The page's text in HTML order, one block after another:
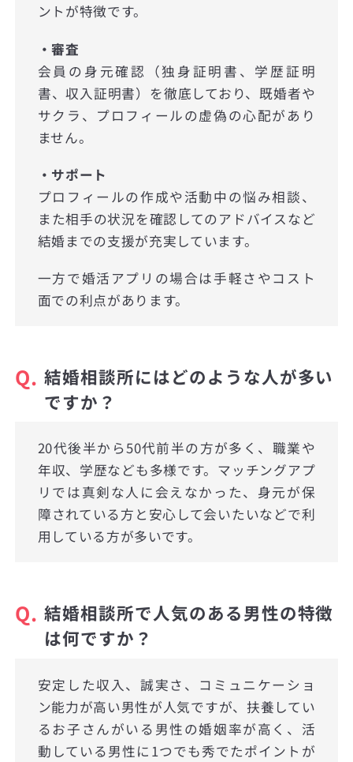
ントが特徴です。
・審査
会員の身元確認（独身証明書、学歴証明
書、収入証明書）を徹底しており、既婚者や
サクラ、プロフィールの虚偽の心配があり
ません。
・サポート
プロフィールの作成や活動中の悩み相談、
また相手の状況を確認してのアドバイスなど
結婚までの支援が充実しています。
一方で婚活アプリの場合は手軽さやコスト
面での利点があります。
Q. 結婚相談所にはどのような人が多い
ですか？
20代後半から50代前半の方が多く、職業や
年収、学歴なども多様です。マッチングアプ
リでは真剣な人に会えなかった、身元が保
障されている方と安心して会いたいなどで利
用している方が多いです。
Q. 結婚相談所で人気のある男性の特徴
は何ですか？
安定した収入、誠実さ、コミュニケーショ
ン能力が高い男性が人気ですが、扶養してい
るお子さんがいる男性の婚姻率が高く、活
動している男性に1つでも秀でたポイントが